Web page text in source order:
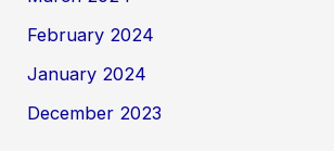
February 2024
January 2024
December 2023